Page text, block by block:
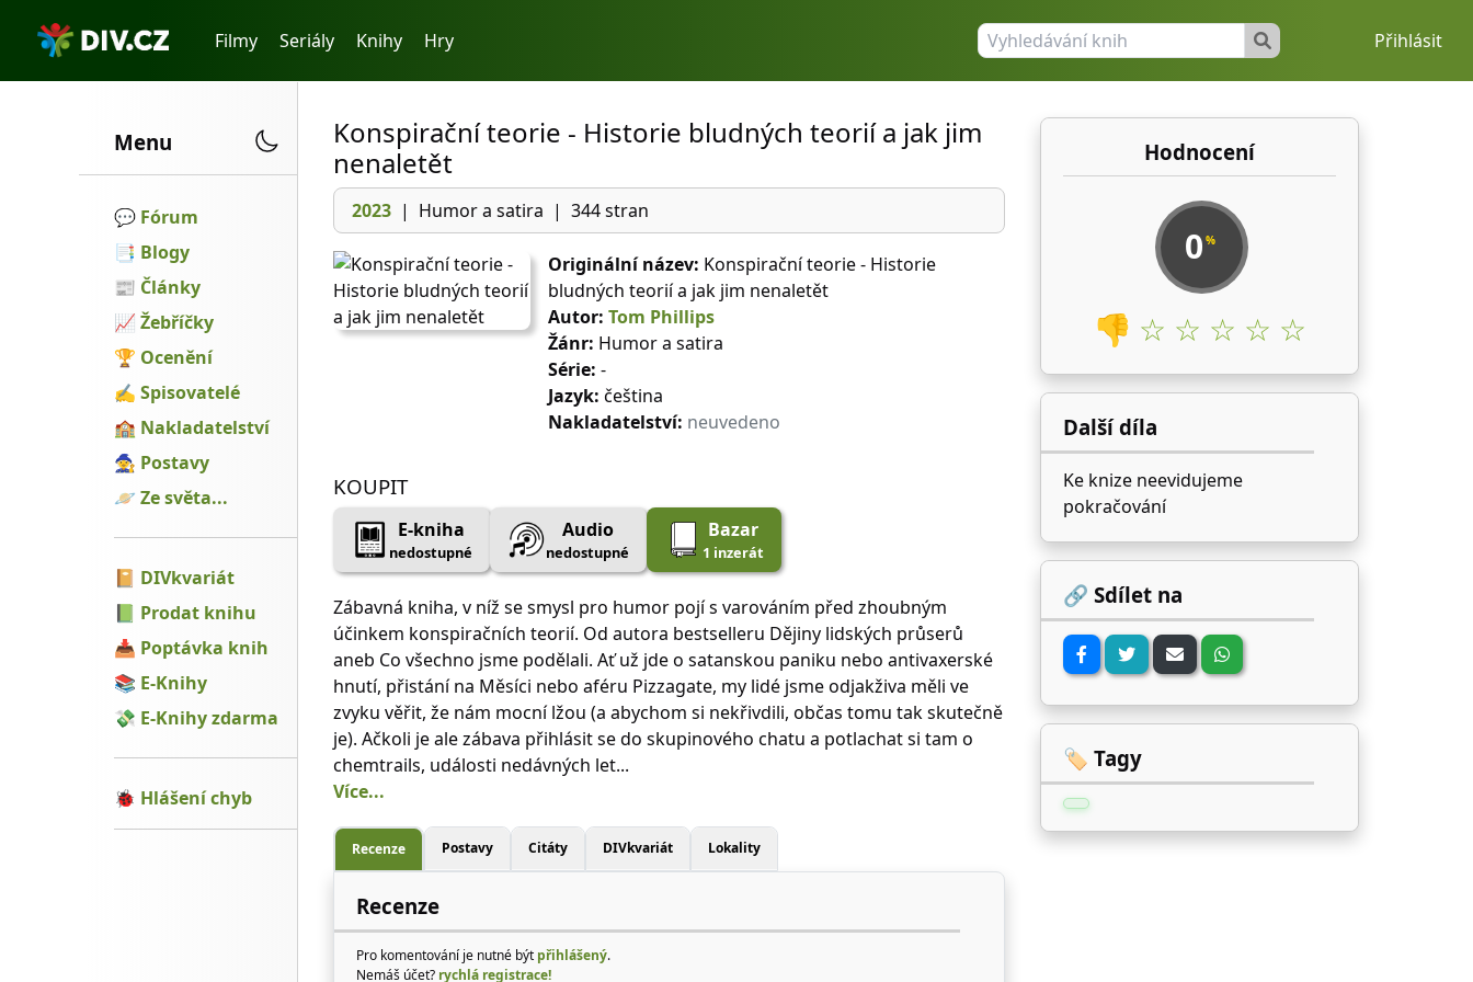
Filmy Seriály Knihy Hry Přihlásit
Menu
💬️ Fórum
📑 Blogy
📰 Články
📈 Žebříčky
🏆 Ocenění
✍ Spisovatelé
🏫 Nakladatelství
🧙 Postavy
🪐 Ze světa...
📔 DIVkvariát
📗 Prodat knihu
📥 Poptávka knih
📚 E-Knihy
💸 E-Knihy zdarma
🐞 Hlášení chyb
Konspirační teorie - Historie bludných teorií a jak jim
nenaletět
2023 | Humor a satira | 344 stran
Originální název: Konspirační teorie - Historie
bludných teorií a jak jim nenaletět
Autor: Tom Phillips
Žánr: Humor a satira
Série: -
Jazyk: čeština
Nakladatelství: neuvedeno
KOUPIT
E-kniha
nedostupné
Audio
nedostupné
Bazar
1 inzerát
Zábavná kniha, v níž se smysl pro humor pojí s varováním před zhoubným
účinkem konspiračních teorií. Od autora bestselleru Dějiny lidských průserů
aneb Co všechno jsme podělali. Ať už jde o satanskou paniku nebo antivaxerské
hnutí, přistání na Měsíci nebo aféru Pizzagate, my lidé jsme odjakživa měli ve
zvyku věřit, že nám mocní lžou (a abychom si nekřivdili, občas tomu tak skutečně
je). Ačkoli je ale zábava přihlásit se do skupinového chatu a potlachat si tam o
chemtrails, události nedávných let...
Více...
Recenze Postavy Citáty DIVkvariát Lokality
Recenze
Pro komentování je nutné být přihlášený.
Nemáš účet? rychlá registrace!
Hodnocení
0 %
👎 ☆ ☆ ☆ ☆ ☆
Další díla
Ke knize neevidujeme
pokračování
🔗 Sdílet na
🏷️ Tagy